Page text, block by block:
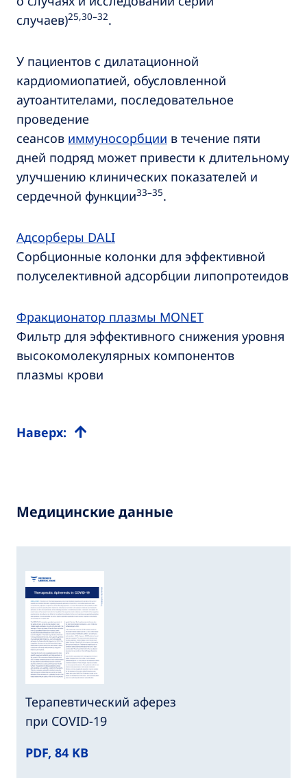
случаев)25,30–32.
У пациентов с дилатационной
кардиомиопатией, обусловленной
аутоантителами, последовательное
проведение
сеансов иммуносорбции в течение пяти
дней подряд может привести к длительному
улучшению клинических показателей и
сердечной функции33–35.
Адсорберы DALI
Сорбционные колонки для эффективной
полуселективной адсорбции липопротеидов
Фракционатор плазмы MONET
Фильтр для эффективного снижения уровня
высокомолекулярных компонентов
плазмы крови
Наверх:
Медицинские данные
Терапевтический аферез
при COVID-19
PDF, 84 KB